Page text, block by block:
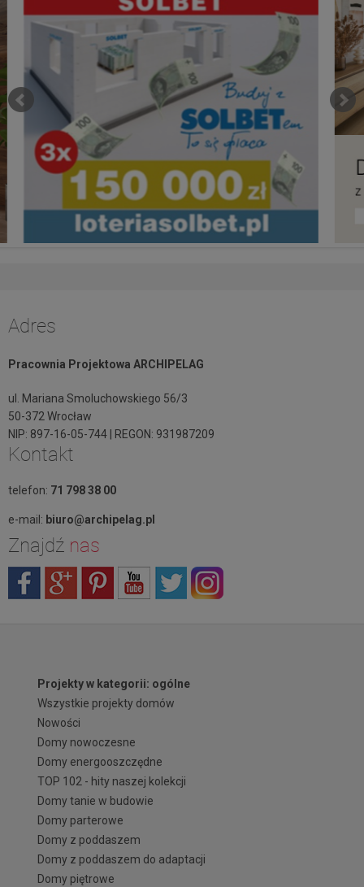
Adres
Pracownia Projektowa ARCHIPELAG
ul. Mariana Smoluchowskiego 56/3
50-372 Wrocław
NIP: 897-16-05-744 | REGON: 931987209
Kontakt
telefon: 71 798 38 00
e-mail: biuro@archipelag.pl
Znajdź nas
Projekty w kategorii: ogólne
Wszystkie projekty domów
Nowości
Domy nowoczesne
Domy energooszczędne
TOP 102 - hity naszej kolekcji
Domy tanie w budowie
Domy parterowe
Domy z poddaszem
Domy z poddaszem do adaptacji
Domy piętrowe